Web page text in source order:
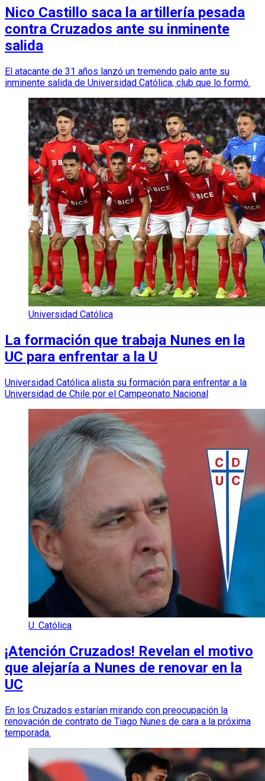
Nico Castillo saca la artillería pesada
contra Cruzados ante su inminente
salida
El atacante de 31 años lanzó un tremendo palo ante su
inminente salida de Universidad Católica, club que lo formó.
Universidad Católica
La formación que trabaja Nunes en la
UC para enfrentar a la U
Universidad Católica alista su formación para enfrentar a la
Universidad de Chile por el Campeonato Nacional
U. Católica
¡Atención Cruzados! Revelan el motivo
que alejaría a Nunes de renovar en la
UC
En los Cruzados estarían mirando con preocupación la
renovación de contrato de Tiago Nunes de cara a la próxima
temporada.